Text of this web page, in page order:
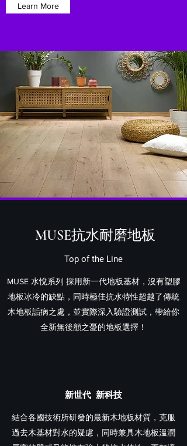
Learn More
MUSE抗水耐磨地板
Top of the Line
MUSE 水悅系列 採用新一代地板基材，沒有塑膠
地板冰冷的缺點，同時極佳抗水特性超越了傳統
木地板詬病之處，並實際深入驗證測試，帶給你
全新無後顧之憂的地板選擇！
新世代 新科技
結合各國技術所研發的最新木地板材質，克服
過去木基材對水的疑慮，同時兼具木地板溫潤